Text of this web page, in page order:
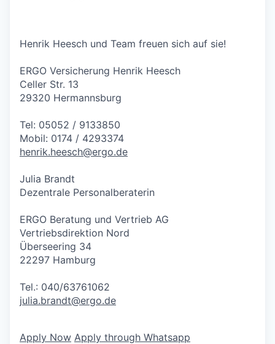
Henrik Heesch und Team freuen sich auf sie!
ERGO Versicherung Henrik Heesch
Celler Str. 13
29320 Hermannsburg
Tel: 05052 / 9133850
Mobil: 0174 / 4293374
henrik.heesch@ergo.de
Julia Brandt
Dezentrale Personalberaterin
ERGO Beratung und Vertrieb AG
Vertriebsdirektion Nord
Überseering 34
22297 Hamburg
Tel.: 040/63761062
julia.brandt@ergo.de
Apply Now Apply through Whatsapp